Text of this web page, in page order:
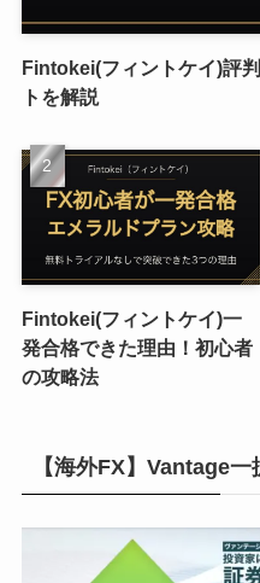
Fintokei(フィントケイ)評
トを解説
Fintokei(フィントケイ)一
発合格できた理由！初心者
の攻略法
【海外FX】Vantage一